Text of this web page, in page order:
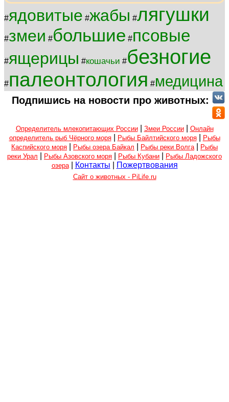
#ядовитые #жабы #лягушки
#змеи #большие #псовые
#ящерицы #кошачьи #безногие
#палеонтология #медицина
Подпишись на новости про животных:
Определитель млекопитающих России| Змеи России| Онлайн
определитель рыб Чёрного моря| Рыбы Байлтийского моря|
Рыбы
Каспийского моря
Рыбы озера Байкал Рыбы реки Волга
Рыбы
реки Урал
Рыбы Азовского моря Рыбы Кубани
Рыбы Ладожского
озера| Контакты Пожертвования
Сайт о животных - PiLife.ru